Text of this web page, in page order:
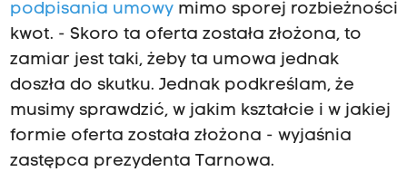
podpisania umowymimo sporej rozbieżności
kwot. - Skoro ta oferta została złożona, to
zamiar jest taki, żeby ta umowa jednak
doszła do skutku. Jednak podkreślam, że
musimy sprawdzić, w jakim kształcie i w jakiej
formie oferta została złożona - wyjaśnia
zastępca prezydenta Tarnowa.